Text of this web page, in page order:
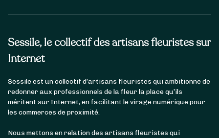
Sessile, le collectif des artisans fleuristes sur
Internet
Sessile est un collectif d’artisans fleuristes qui ambitionne de
redonner aux professionnels de la fleur la place qu’ils
méritent sur Internet, en facilitant le virage numérique pour
les commerces de proximité.
Nous mettons en relation des artisans fleuristes qui